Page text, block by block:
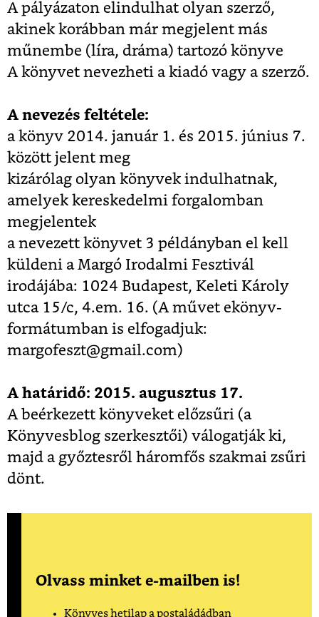
A pályázaton elindulhat olyan szerző,
akinek korábban már megjelent más
műnembe (líra, dráma) tartozó könyve
A könyvet nevezheti a kiadó vagy a szerző.
A nevezés feltétele:
a könyv 2014. január 1. és 2015. június 7.
között jelent meg
kizárólag olyan könyvek indulhatnak,
amelyek kereskedelmi forgalomban
megjelentek
a nevezett könyvet 3 példányban el kell
küldeni a Margó Irodalmi Fesztivál
irodájába: 1024 Budapest, Keleti Károly
utca 15/c, 4.em. 16. (A művet ekönyv-
formátumban is elfogadjuk:
margofeszt@gmail.com)
A határidő: 2015. augusztus 17.
A beérkezett könyveket előzsűri (a
Könyvesblog szerkesztői) válogatják ki,
majd a győztesről háromfős szakmai zsűri
dönt.
Olvass minket e-mailben is!
Könyves hetilap a postaládádban